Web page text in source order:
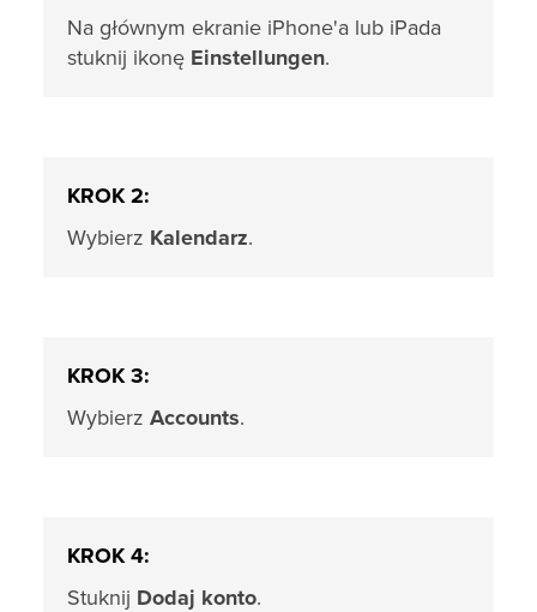
Na głównym ekranie iPhone'a lub iPada
stuknij ikonę Einstellungen.
KROK 2:
Wybierz Kalendarz.
KROK 3:
Wybierz Accounts.
KROK 4:
Stuknij Dodaj konto.